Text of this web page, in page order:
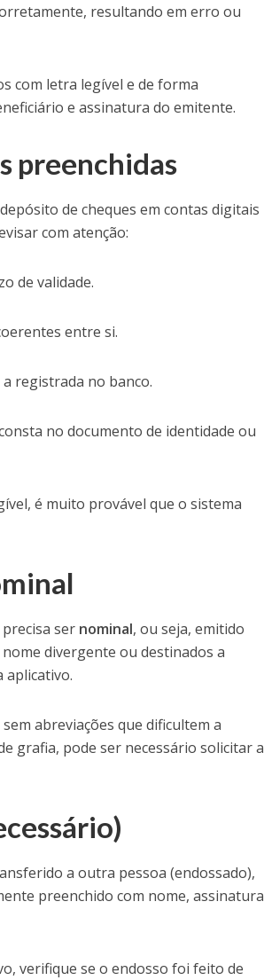
resultando em erro ou
com letra legível e de forma
e assinatura do emitente.
preenchidas
de cheques em contas digitais
com atenção:
de validade.
entre si.
registrada no banco.
no documento de identidade ou
é muito provável que o sistema
ser nominal, ou seja, emitido
divergente ou destinados a
aplicativo.
abreviações que dificultem a
grafia, pode ser necessário solicitar a
a outra pessoa (endossado),
preenchido com nome, assinatura
verifique se o endosso foi feito de